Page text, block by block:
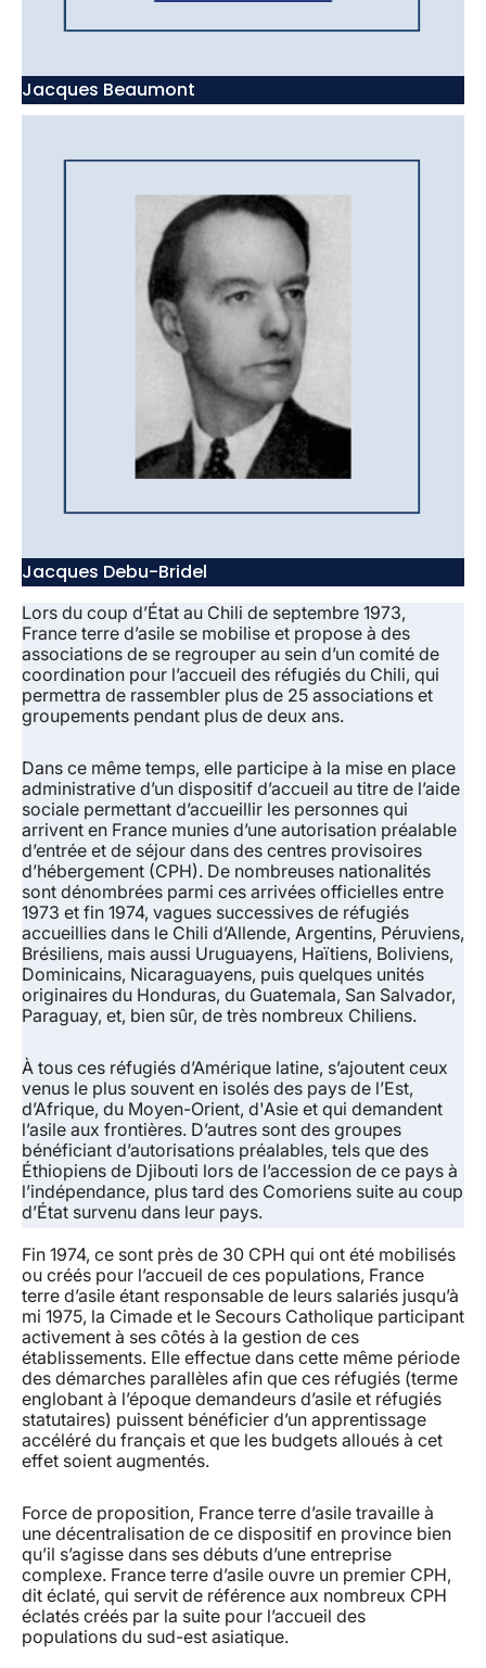
Jacques Beaumont
Jacques Debu-Bridel
Lors du coup d’État au Chili de septembre 1973,
France terre d’asile se mobilise et propose à des
associations de se regrouper au sein d’un comité de
coordination pour l’accueil des réfugiés du Chili, qui
permettra de rassembler plus de 25 associations et
groupements pendant plus de deux ans.
Dans ce même temps, elle participe à la mise en place
administrative d’un dispositif d’accueil au titre de l’aide
sociale permettant d’accueillir les personnes qui
arrivent en France munies d’une autorisation préalable
d’entrée et de séjour dans des centres provisoires
d’hébergement (CPH). De nombreuses nationalités
sont dénombrées parmi ces arrivées officielles entre
1973 et fin 1974, vagues successives de réfugiés
accueillies dans le Chili d’Allende, Argentins, Péruviens,
Brésiliens, mais aussi Uruguayens, Haïtiens, Boliviens,
Dominicains, Nicaraguayens, puis quelques unités
originaires du Honduras, du Guatemala, San Salvador,
Paraguay, et, bien sûr, de très nombreux Chiliens.
À tous ces réfugiés d’Amérique latine, s’ajoutent ceux
venus le plus souvent en isolés des pays de l’Est,
d’Afrique, du Moyen-Orient, d'Asie et qui demandent
l’asile aux frontières. D’autres sont des groupes
bénéficiant d’autorisations préalables, tels que des
Éthiopiens de Djibouti lors de l’accession de ce pays à
l’indépendance, plus tard des Comoriens suite au coup
d’État survenu dans leur pays.
Fin 1974, ce sont près de 30 CPH qui ont été mobilisés
ou créés pour l’accueil de ces populations, France
terre d’asile étant responsable de leurs salariés jusqu’à
mi 1975, la Cimade et le Secours Catholique participant
activement à ses côtés à la gestion de ces
établissements. Elle effectue dans cette même période
des démarches parallèles afin que ces réfugiés (terme
englobant à l’époque demandeurs d’asile et réfugiés
statutaires) puissent bénéficier d’un apprentissage
accéléré du français et que les budgets alloués à cet
effet soient augmentés.
Force de proposition, France terre d’asile travaille à
une décentralisation de ce dispositif en province bien
qu’il s’agisse dans ses débuts d’une entreprise
complexe. France terre d’asile ouvre un premier CPH,
dit éclaté, qui servit de référence aux nombreux CPH
éclatés créés par la suite pour l’accueil des
populations du sud-est asiatique.